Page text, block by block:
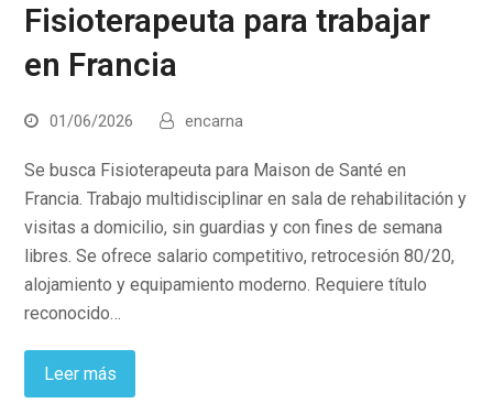
Fisioterapeuta para trabajar
en Francia
01/06/2026 encarna
Se busca Fisioterapeuta para Maison de Santé en
Francia. Trabajo multidisciplinar en sala de rehabilitación y
visitas a domicilio, sin guardias y con fines de semana
libres. Se ofrece salario competitivo, retrocesión 80/20,
alojamiento y equipamiento moderno. Requiere título
reconocido…
Leer más